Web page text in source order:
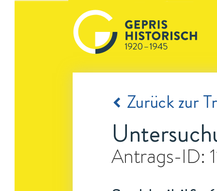
Zurück zur
Antrags-ID: